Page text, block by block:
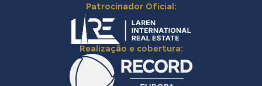
Patrocinador Oficial:
Realização e cobertura: